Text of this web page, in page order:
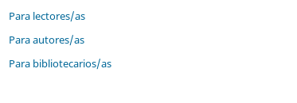
Para lectores/as
Para autores/as
Para bibliotecarios/as